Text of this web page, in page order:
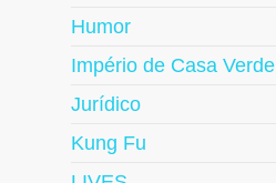
Humor
Império de Casa Verde
Jurídico
Kung Fu